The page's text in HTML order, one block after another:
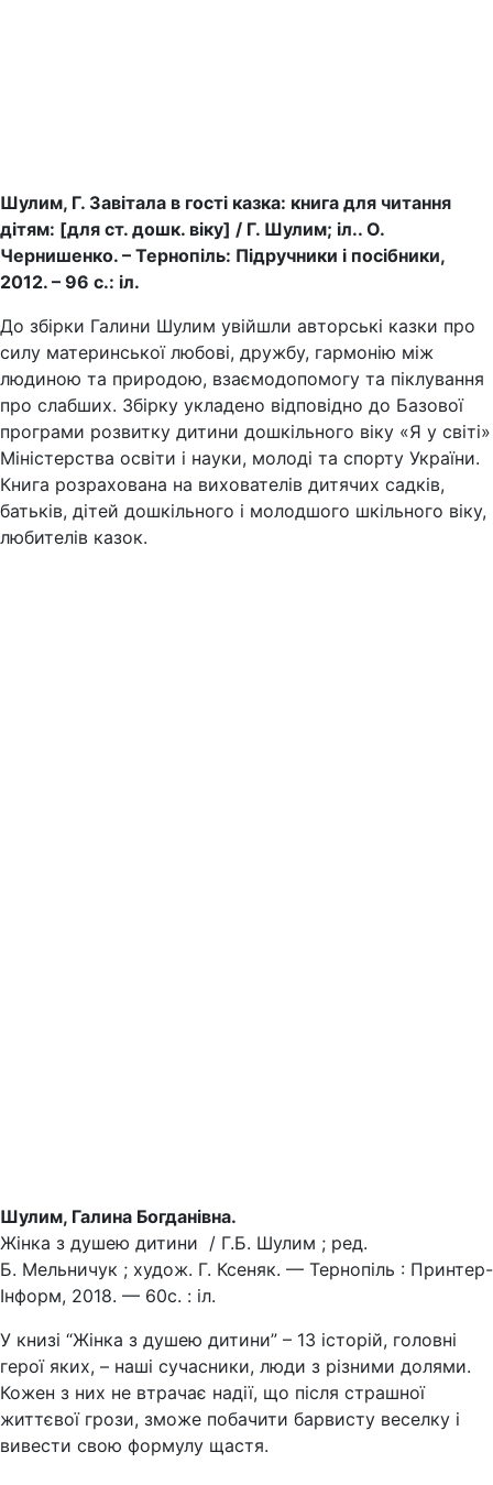
Шулим, Г. Завітала в гості казка: книга для читання
дітям: [для ст. дошк. віку] / Г. Шулим; іл.. О.
Чернишенко. – Тернопіль: Підручники і посібники,
2012. – 96 с.: іл.
До збірки Галини Шулим увійшли авторські казки про
силу материнської любові, дружбу, гармонію між
людиною та природою, взаємодопомогу та піклування
про слабших. Збірку укладено відповідно до Базової
програми розвитку дитини дошкільного віку «Я у світі»
Міністерства освіти і науки, молоді та спорту України.
Книга розрахована на вихователів дитячих садків,
батьків, дітей дошкільного і молодшого шкільного віку,
любителів казок.
Шулим, Галина Богданівна.
Жінка з душею дитини / Г.Б. Шулим ; ред.
Б. Мельничук ; худож. Г. Ксеняк. — Тернопіль : Принтер-
Інформ, 2018. — 60с. : іл.
У книзі “Жінка з душею дитини” – 13 історій, головні
герої яких, – наші сучасники, люди з різними долями.
Кожен з них не втрачає надії, що після страшної
життєвої грози, зможе побачити барвисту веселку і
вивести свою формулу щастя.